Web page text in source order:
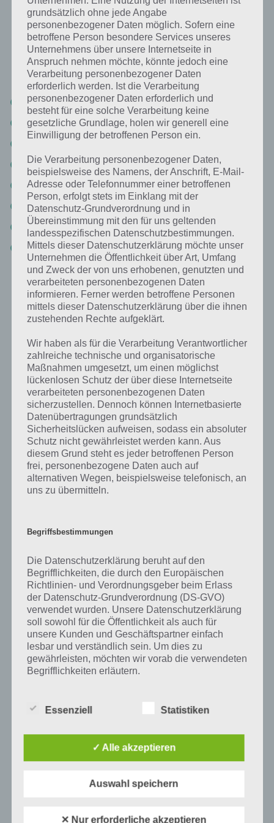
Nachfolgend findest du alle richtigen Antworten zum Sachverhalt
Daran denkst du sehr oft in der App 94%. Die Lösung ist dabei nach
den Prozent-Werten sortiert. Hier die 94% Lösung “Daran denkst du
sehr oft”:
Familie
Freunde
Liebe
Schule
Arbeit
Zukunft
Urlaub
Wenn man an etwas denkt, dann ist das entweder etwas Gutes oder
auch etwas Schlechtes. Denkt man beispielsweise an den Urlaub,
assoziert man das natürlich mit dem Guten, denn es heißt
Entspannung und Ruhe vom Alltag. Die meisten fliegen in fremde
man entspannt in Ruhe zu Hause. Bei der Arbeit kann es beides
bedeuten. Wenn man die Arbeit nicht mag oder an einem großen
Problem sitzt, dann kann es nicht nur gut sein daran zu denken und
teilweise führt es auch dazu, dass wir nachts nicht so gut schlafen
können, wenn wir mit der Arbeit noch nicht abgeschlossen haben.
Bei der Familie kann man an beides denken. So hofft man, dass es
der Familie gut geht und entsprechend denkt man oft an diese,
beispielsweise bei den Kindern, die vielleicht vor einer wichtigen
Prüfung stehen.
Weitere Aufgaben und Rätsel im gleichen
Ebenfalls im gleichen Level wie “Daran denkst du sehr oft” befinden
einfach auf den Sachverhalt, um zur 94% Lösung zu gelangen.
Auf WhatsApp teilen Teilen auf Facebook
Tweet auf Twitter
Mehr Artikel hier auf Touchportal
grundsätzlich ohne jede Angabe
personenbezogener Daten möglich. Sofern eine
betroffene Person besondere Services unseres
Unternehmens über unsere Internetseite in
Anspruch nehmen möchte, könnte jedoch eine
Verarbeitung personenbezogener Daten
erforderlich werden. Ist die Verarbeitung
personenbezogener Daten erforderlich und
besteht für eine solche Verarbeitung keine
gesetzliche Grundlage, holen wir generell eine
Einwilligung der betroffenen Person ein.
Die Verarbeitung personenbezogener Daten,
beispielsweise des Namens, der Anschrift, E-Mail-
Adresse oder Telefonnummer einer betroffenen
Person, erfolgt stets im Einklang mit der
Datenschutz-Grundverordnung und in
Übereinstimmung mit den für uns geltenden
landesspezifischen Datenschutzbestimmungen.
Mittels dieser Datenschutzerklärung möchte unser
Unternehmen die Öffentlichkeit über Art, Umfang
und Zweck der von uns erhobenen, genutzten und
verarbeiteten personenbezogenen Daten
informieren. Ferner werden betroffene Personen
mittels dieser Datenschutzerklärung über die ihnen
zustehenden Rechte aufgeklärt.
Wir haben als für die Verarbeitung Verantwortlicher
zahlreiche technische und organisatorische
Maßnahmen umgesetzt, um einen möglichst
lückenlosen Schutz der über diese Internetseite
verarbeiteten personenbezogenen Daten
sicherzustellen. Dennoch können Internetbasierte
Datenübertragungen grundsätzlich
Sicherheitslücken aufweisen, sodass ein absoluter
Schutz nicht gewährleistet werden kann. Aus
diesem Grund steht es jeder betroffenen Person
frei, personenbezogene Daten auch auf
alternativen Wegen, beispielsweise telefonisch, an
uns zu übermitteln.
Begriffsbestimmungen
Die Datenschutzerklärung beruht auf den
Begrifflichkeiten, die durch den Europäischen
Richtlinien- und Verordnungsgeber beim Erlass
der Datenschutz-Grundverordnung (DS-GVO)
verwendet wurden. Unsere Datenschutzerklärung
soll sowohl für die Öffentlichkeit als auch für
unsere Kunden und Geschäftspartner einfach
lesbar und verständlich sein. Um dies zu
gewährleisten, möchten wir vorab die verwendeten
Begrifflichkeiten erläutern.
unter anderem die folgenden Begriffe:
a) personenbezogene Daten
Personenbezogene Daten sind alle
Informationen, die sich auf eine identifizierte
Folgenden „betroffene Person") beziehen.
Essenziell Statistiken
✓ Alle akzeptieren
Auswahl speichern
✕ Nur erforderliche akzeptieren